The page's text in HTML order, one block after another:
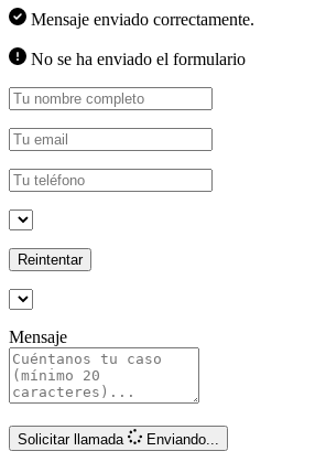
Mensaje enviado correctamente.
No se ha enviado el formulario
Reintentar
Mensaje
Solicitar llamada Enviando...